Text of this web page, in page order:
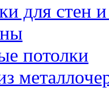
для стен
потолки